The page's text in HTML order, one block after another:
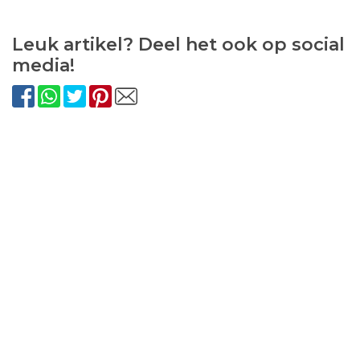
Leuk artikel? Deel het ook op social
media!